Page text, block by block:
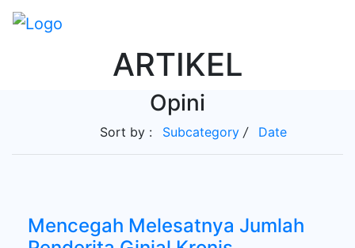
ARTIKEL
Opini
Sort by : Subcategory / Date
Mencegah Melesatnya Jumlah